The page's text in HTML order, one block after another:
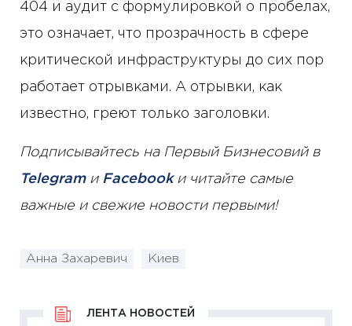
404 и аудит с формулировкой о пробелах,
это означает, что прозрачность в сфере
критической инфраструктуры до сих пор
работает отрывками. А отрывки, как
известно, греют только заголовки.
Подписывайтесь на Первый Бизнесовий в
Telegramи Facebookи читайте самые
важные и свежие новости первыми!
Анна Захаревич Киев
ЛЕНТА НОВОСТЕЙ